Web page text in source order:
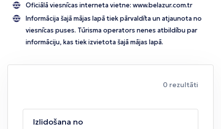
Oficiālā viesnīcas interneta vietne: www.belazur.com.tr
Informācija šajā mājas lapā tiek pārvaldīta un atjaunota no
viesnīcas puses. Tūrisma operators nenes atbildību par
informāciju, kas tiek izvietota šajā mājas lapā.
0 rezultāti
Izlidošana no